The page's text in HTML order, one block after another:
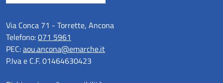
Via Conca 71 - Torrette, Ancona
Telefono:071 5961
PEC:aou.ancona@emarche.it
P.Iva e C.F. 01464630423